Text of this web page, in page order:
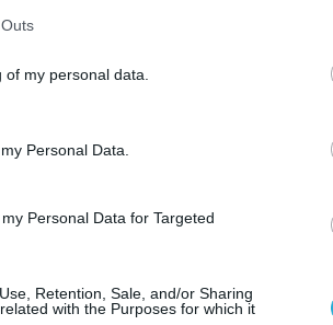
my personal data.
Personal Data.
Personal Data for Targeted
Retention, Sale, and/or Sharing
with the Purposes for which it